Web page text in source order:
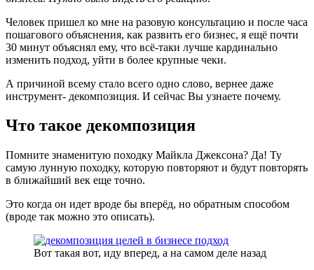
Человек пришел ко мне на разовую консультацию и после часа
пошагового объяснения, как развить его бизнес, я ещё почти
30 минут объяснял ему, что всё-таки лучше кардинально
изменить подход, уйти в более крупные чеки.
А причиной всему стало всего одно слово, вернее даже
инструмент- декомпозиция. И сейчас Вы узнаете почему.
Что такое декомпозиция
Помните знаменитую походку Майкла Джексона? Да! Ту
самую лунную походку, которую повторяют и будут повторять
в ближайший век еще точно.
Это когда он идет вроде бы вперёд, но обратным способом
(вроде так можно это описать).
Вот такая вот, иду вперед, а на самом деле назад